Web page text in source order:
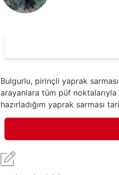
Bulgurlu, pirinçli yaprak
arayanlara tüm püf
hazırladığım yaprak sarması